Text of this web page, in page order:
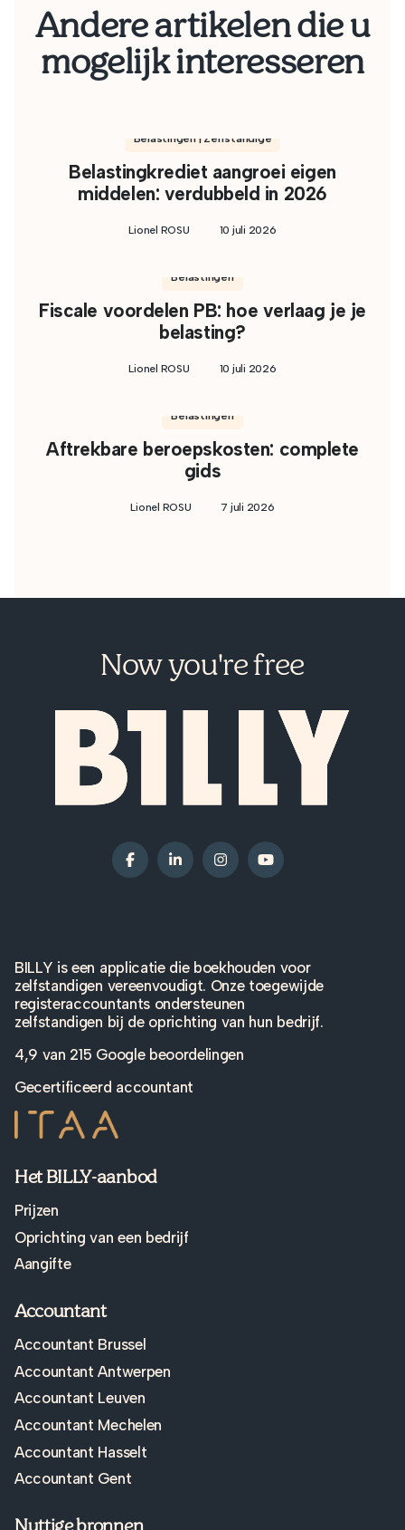
Andere artikelen die u
mogelijk interesseren
Belastingen | Zelfstandige
Belastingkrediet aangroei eigen
middelen: verdubbeld in 2026
Lionel ROSU 10 juli 2026
Belastingen
Fiscale voordelen PB: hoe verlaag je je
belasting?
Lionel ROSU 10 juli 2026
Belastingen
Aftrekbare beroepskosten: complete
gids
Lionel ROSU 7 juli 2026
Now you're free
BILLY is een applicatie die boekhouden voor
zelfstandigen vereenvoudigt. Onze toegewijde
registeraccountants ondersteunen
zelfstandigen bij de oprichting van hun bedrijf.
4,9 van 215 Google beoordelingen
Gecertificeerd accountant
Het BILLY-aanbod
Prijzen
Oprichting van een bedrijf
Aangifte
Accountant
Accountant Brussel
Accountant Antwerpen
Accountant Leuven
Accountant Mechelen
Accountant Hasselt
Accountant Gent